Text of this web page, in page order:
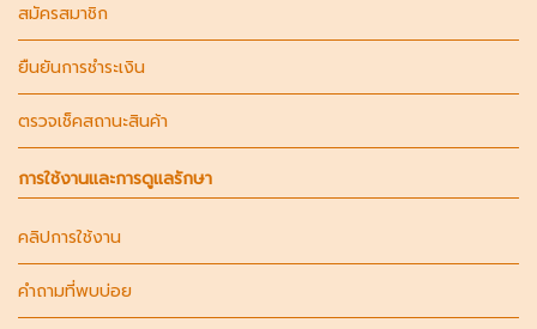
สมัครสมาชิก
ยืนยันการชำระเงิน
ตรวจเช็คสถานะสินค้า
การใช้งานและการดูแลรักษา
คลิปการใช้งาน
คำถามที่พบบ่อย